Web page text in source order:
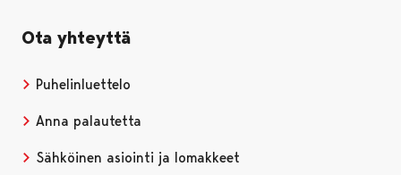
Ota yhteyttä
Puhelinluettelo
Anna palautetta
Sähköinen asiointi ja lomakkeet